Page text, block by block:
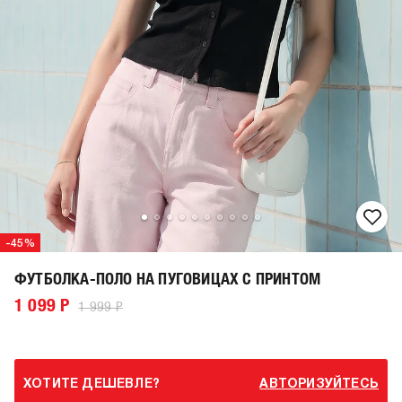
-45%
ФУТБОЛКА-ПОЛО НА ПУГОВИЦАХ С ПРИНТОМ
1 099 Р 1 999 Р
ХОТИТЕ ДЕШЕВЛЕ? АВТОРИЗУЙТЕСЬ